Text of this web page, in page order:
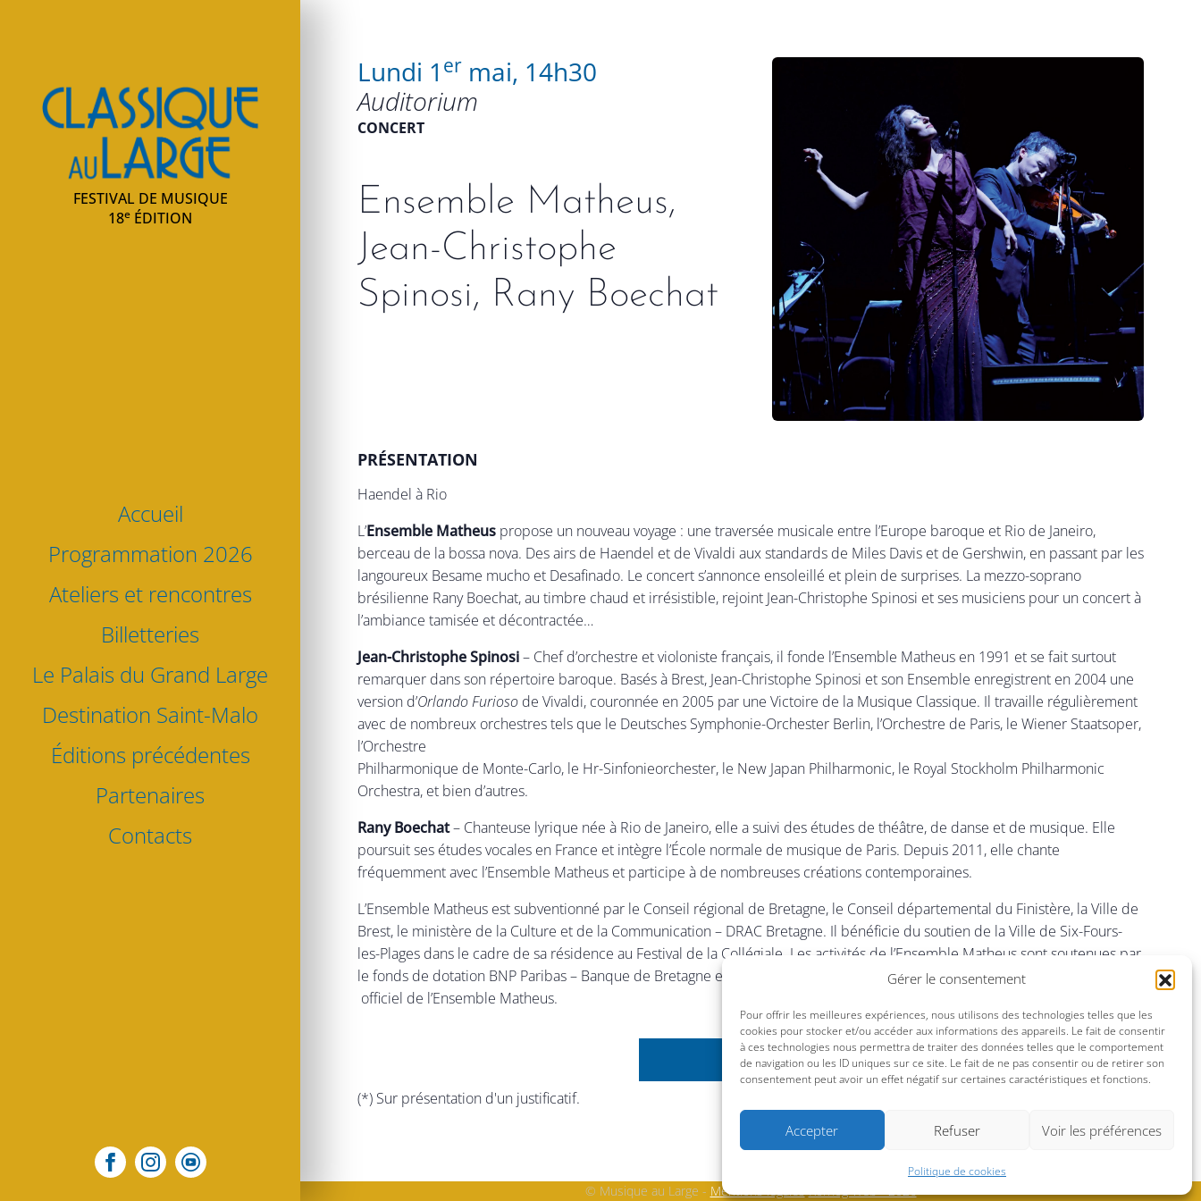
Gérer le consentement
Pour offrir les meilleures expériences, nous utilisons des technologies telles que les
cookies pour stocker et/ou accéder aux informations des appareils. Le fait de consentir
à ces technologies nous permettra de traiter des données telles que le comportement
de navigation ou les ID uniques sur ce site. Le fait de ne pas consentir ou de retirer son
consentement peut avoir un effet négatif sur certaines caractéristiques et fonctions.
Accepter Refuser Voir les préférences
Politique de cookies
Classique au large
FESTIVAL DE MUSIQUE
18e ÉDITION
Accueil
Programmation 2026
Ateliers et rencontres
Billetteries
Le Palais du Grand Large
Destination Saint-Malo
Éditions précédentes
Partenaires
Contacts
Lundi 1 er mai, 14h30
Auditorium
CONCERT
Ensemble Matheus,
Jean-Christophe
Spinosi, Rany Boechat
PRÉSENTATION
Haendel à Rio
L’Ensemble Matheus propose un nouveau voyage : une traversée musicale entre l’Europe baroque et Rio de Janeiro,
berceau de la bossa nova. Des airs de Haendel et de Vivaldi aux standards de Miles Davis et de Gershwin, en passant par les
langoureux Besame mucho et Desafinado. Le concert s’annonce ensoleillé et plein de surprises. La mezzo-soprano
brésilienne Rany Boechat, au timbre chaud et irrésistible, rejoint Jean-Christophe Spinosi et ses musiciens pour un concert à
l’ambiance tamisée et décontractée…
Jean-Christophe Spinosi– Chef d’orchestre et violoniste français, il fonde l’Ensemble Matheus en 1991 et se fait surtout
remarquer dans son répertoire baroque. Basés à Brest, Jean-Christophe Spinosi et son Ensemble enregistrent en 2004 une
version d’Orlando Furioso de Vivaldi, couronnée en 2005 par une Victoire de la Musique Classique. Il travaille régulièrement
avec de nombreux orchestres tels que le Deutsches Symphonie-Orchester Berlin, l’Orchestre de Paris, le Wiener Staatsoper,
l’Orchestre
Philharmonique de Monte-Carlo, le Hr-Sinfonieorchester, le New Japan Philharmonic, le Royal Stockholm Philharmonic
Orchestra, et bien d’autres.
Rany Boechat– Chanteuse lyrique née à Rio de Janeiro, elle a suivi des études de théâtre, de danse et de musique. Elle
poursuit ses études vocales en France et intègre l’École normale de musique de Paris. Depuis 2011, elle chante
fréquemment avec l’Ensemble Matheus et participe à de nombreuses créations contemporaines.
L’Ensemble Matheus est subventionné par le Conseil régional de Bretagne, le Conseil départemental du Finistère, la Ville de
Brest, le ministère de la Culture et de la Communication – DRAC Bretagne. Il bénéficie du soutien de la Ville de Six-Fours-
les-Plages dans le cadre de sa résidence au Festival de la Collégiale. Les activités de l’Ensemble Matheus sont soutenues par
le fonds de dotation BNP Paribas – Banque de Bretagne et par la société Altarea Cogedim. Air France est le partenaire
officiel de l’Ensemble Matheus.
(*) Sur présentation d'un justificatif.
© Musique au Large - Mentions légales Kornog Web - 2026